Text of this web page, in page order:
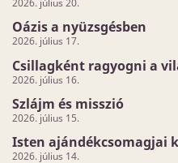
2026. július 20.
Oázis a nyüzsgésben
2026. július 17.
Csillagként ragyogni a
2026. július 16.
Szlájm és misszió
2026. július 15.
Isten ajándékcsomagjai
2026. július 14.